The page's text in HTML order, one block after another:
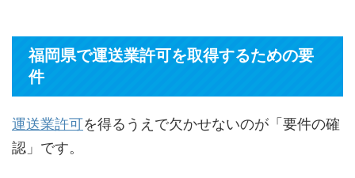
福岡県で運送業許可を取得するための要
件
運送業許可を得るうえで欠かせないのが「要件の確
認」です。